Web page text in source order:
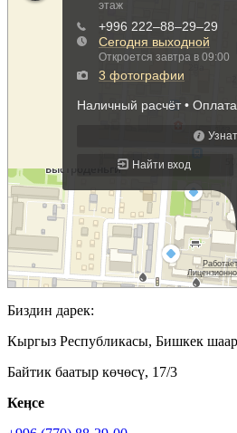
Биздин дарек:
Кыргыз Республикасы, Бишкек
Байтик баатыр көчөсү, 17/3
Кеӊсе